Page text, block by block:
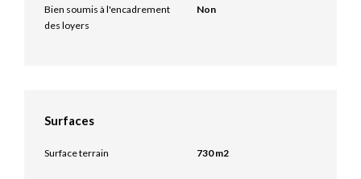
Bien soumis à l'encadrement
des loyers
Non
Surfaces
Surface terrain 730 m2